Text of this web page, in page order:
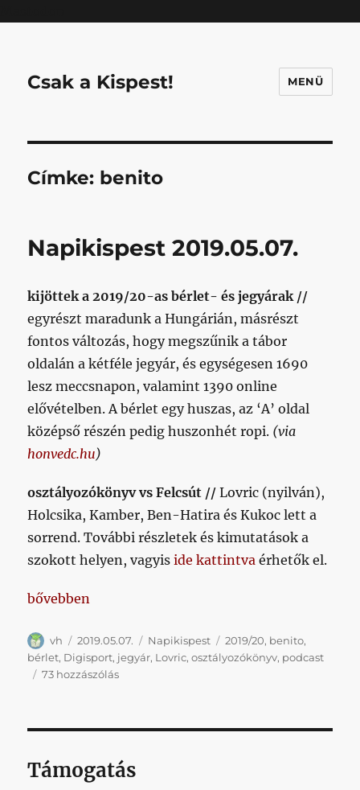
Csak a Kispest! MENÜ
Címke: benito
Napikispest 2019.05.07.
kijöttek a 2019/20-as bérlet- és jegyárak //
egyrészt maradunk a Hungárián, másrészt
fontos változás, hogy megszűnik a tábor
oldalán a kétféle jegyár, és egységesen 1690
lesz meccsnapon, valamint 1390 online
elővételben. A bérlet egy huszas, az ‘A’ oldal
középső részén pedig huszonhét ropi. (via
honvedc.hu)
osztályozókönyv vs Felcsút //Lovric (nyilván),
Holcsika, Kamber, Ben-Hatira és Kukoc lett a
sorrend. További részletek és kimutatások a
szokott helyen, vagyiside kattintva érhetők el.
„Napikispest 2019.05.07.”
bővebben
Szerző
vh Közzétéve
2019.05.07. Kategória
Napikispest Címke
2019/20, benito,
bérlet, Digisport, jegyár, Lovric,osztályozókönyv, podcast
73 hozzászólásNapikispest
Támogatás